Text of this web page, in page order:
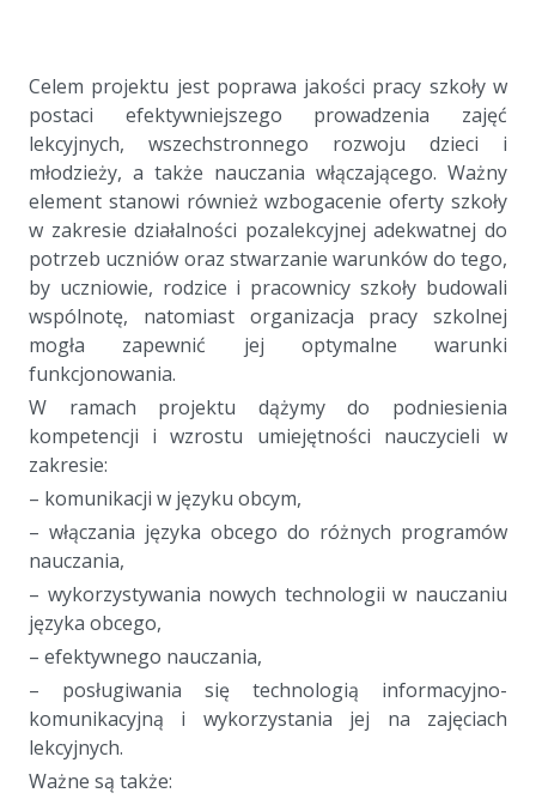
Celem projektu jest poprawa jakości pracy szkoły w
postaci efektywniejszego prowadzenia zajęć
lekcyjnych, wszechstronnego rozwoju dzieci i
młodzieży, a także nauczania włączającego. Ważny
element stanowi również wzbogacenie oferty szkoły
w zakresie działalności pozalekcyjnej adekwatnej do
potrzeb uczniów oraz stwarzanie warunków do tego,
by uczniowie, rodzice i pracownicy szkoły budowali
wspólnotę, natomiast organizacja pracy szkolnej
mogła zapewnić jej optymalne warunki
funkcjonowania.
W ramach projektu dążymy do podniesienia
kompetencji i wzrostu umiejętności nauczycieli w
zakresie:
– komunikacji w języku obcym,
– włączania języka obcego do różnych programów
nauczania,
– wykorzystywania nowych technologii w nauczaniu
języka obcego,
– efektywnego nauczania,
– posługiwania się technologią informacyjno-
komunikacyjną i wykorzystania jej na zajęciach
lekcyjnych.
Ważne są także: